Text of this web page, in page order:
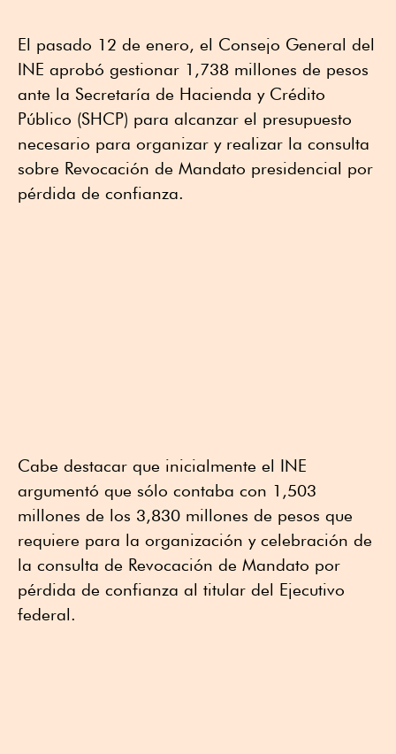
El pasado 12 de enero, el Consejo General del
INE aprobó gestionar 1,738 millones de pesos
ante la Secretaría de Hacienda y Crédito
Público (SHCP) para alcanzar el presupuesto
necesario para organizar y realizar la consulta
sobre Revocación de Mandato presidencial por
pérdida de confianza.
Cabe destacar que inicialmente el INE
argumentó que sólo contaba con 1,503
millones de los 3,830 millones de pesos que
requiere para la organización y celebración de
la consulta de Revocación de Mandato por
pérdida de confianza al titular del Ejecutivo
federal.